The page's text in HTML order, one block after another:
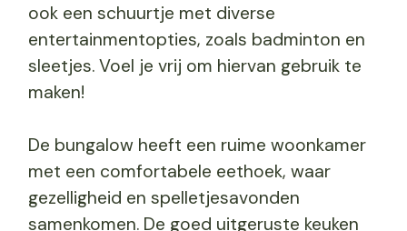
ook een schuurtje met diverse
entertainmentopties, zoals badminton en
sleetjes. Voel je vrij om hiervan gebruik te
maken!
De bungalow heeft een ruime woonkamer
met een comfortabele eethoek, waar
gezelligheid en spelletjesavonden
samenkomen. De goed uitgeruste keuken